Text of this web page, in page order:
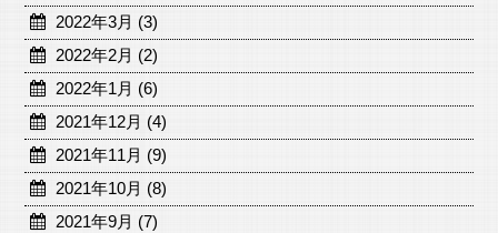
2022年3月 (3)
2022年2月 (2)
2022年1月 (6)
2021年12月 (4)
2021年11月 (9)
2021年10月 (8)
2021年9月 (7)